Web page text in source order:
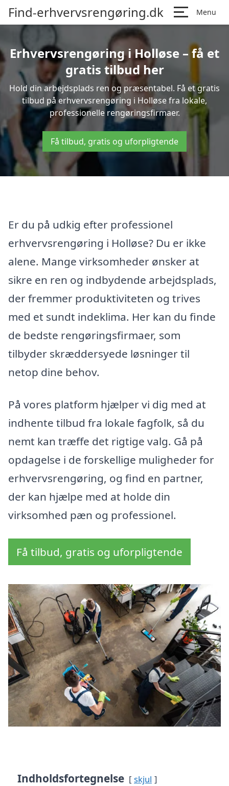
Find-erhvervsrengøring.dk Menu
Erhvervsrengøring i Holløse – få et
gratis tilbud her
Hold din arbejdsplads ren og præsentabel. Få et gratis
tilbud på erhvervsrengøring i Holløse fra lokale,
professionelle rengøringsfirmaer.
Få tilbud, gratis og uforpligtende
Er du på udkig efter professionel
erhvervsrengøring i Holløse? Du er ikke
alene. Mange virksomheder ønsker at
sikre en ren og indbydende arbejdsplads,
der fremmer produktiviteten og trives
med et sundt indeklima. Her kan du finde
de bedste rengøringsfirmaer, som
tilbyder skræddersyede løsninger til
netop dine behov.
På vores platform hjælper vi dig med at
indhente tilbud fra lokale fagfolk, så du
nemt kan træffe det rigtige valg. Gå på
opdagelse i de forskellige muligheder for
erhvervsrengøring, og find en partner,
der kan hjælpe med at holde din
virksomhed pæn og professionel.
Få tilbud, gratis og uforpligtende
Indholdsfortegnelse skjul